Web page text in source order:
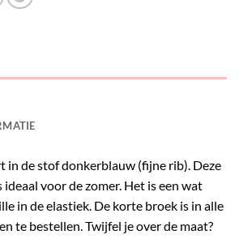
in de stof donkerblauw (fijne rib). Deze
voor de zomer. Het is een wat
in de elastiek. De korte broek is in alle
te bestellen. Twijfel je over de maat?